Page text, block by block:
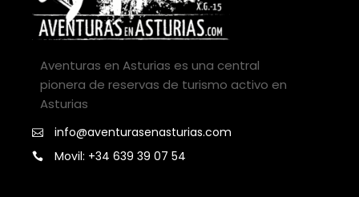
Aventuras en Asturias es una central
pionera de reservas de turismo activo en
Asturias
info@aventurasenasturias.com
Movil: +34 639 39 07 54